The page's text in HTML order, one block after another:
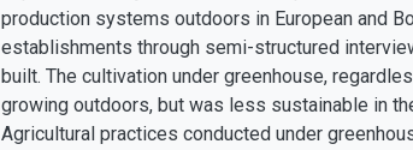
production systems outdoors in European and
establishments through semi-structured
built. The cultivation under greenhouse,
growing outdoors, but was less sustainable in
Agricultural practices conducted under